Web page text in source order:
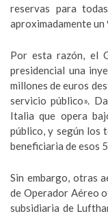
reservas para
aproximadamente
Por esta razón, el
presidencial una
millones de euros
servicio público».
Italia que opera
público, y según los
beneficiaria de esos
Sin embargo, otras
de Operador Aéreo
subsidiaria de